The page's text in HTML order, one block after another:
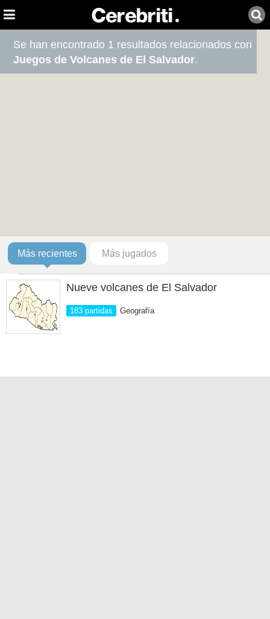
Se han encontrado 1 resultados relacionados con
Juegos de Volcanes de El Salvador.
Más recientes Más jugados
Nueve volcanes de El Salvador
183 partidas Geografía